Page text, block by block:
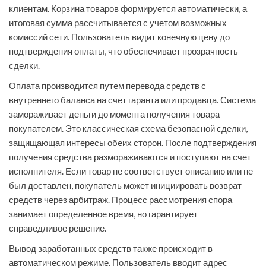
клиентам. Корзина товаров формируется автоматически, а
итоговая сумма рассчитывается с учетом возможных
комиссий сети. Пользователь видит конечную цену до
подтверждения оплаты, что обеспечивает прозрачность
сделки.
Оплата производится путем перевода средств с
внутреннего баланса на счет гаранта или продавца. Система
замораживает деньги до момента получения товара
покупателем. Это классическая схема безопасной сделки,
защищающая интересы обеих сторон. После подтверждения
получения средства размораживаются и поступают на счет
исполнителя. Если товар не соответствует описанию или не
был доставлен, покупатель может инициировать возврат
средств через арбитраж. Процесс рассмотрения спора
занимает определенное время, но гарантирует
справедливое решение.
Вывод заработанных средств также происходит в
автоматическом режиме. Пользователь вводит адрес